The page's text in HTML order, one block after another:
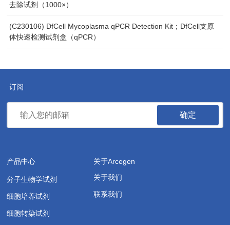
去除试剂（1000×）
(C230106) DfCell Mycoplasma qPCR Detection Kit；DfCell支原
体快速检测试剂盒（qPCR）
订阅
确定
产品中心
分子生物学试剂
细胞培养试剂
细胞转染试剂
关于Arcegen
关于我们
联系我们